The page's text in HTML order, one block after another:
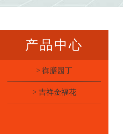
产品中心
> 御膳园丁
> 吉祥金福花